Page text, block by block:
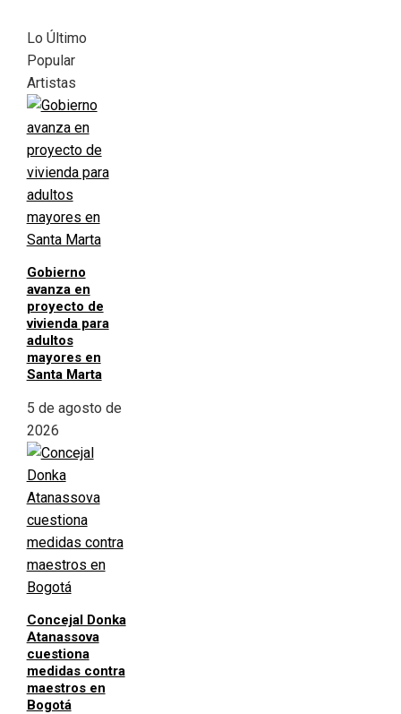
Lo Último
Popular
Artistas
Gobierno
avanza en
proyecto de
vivienda para
adultos
mayores en
Santa Marta
5 de agosto de
2026
Concejal Donka
Atanassova
cuestiona
medidas contra
maestros en
Bogotá